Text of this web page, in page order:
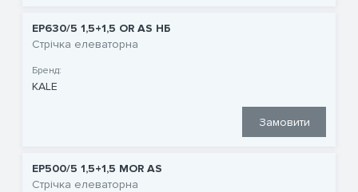
EP630/5 1,5+1,5 OR AS НБ
Стрічка елеваторна
Бренд:
KALE
Замовити
EP500/5 1,5+1,5 MOR AS
Стрічка елеваторна